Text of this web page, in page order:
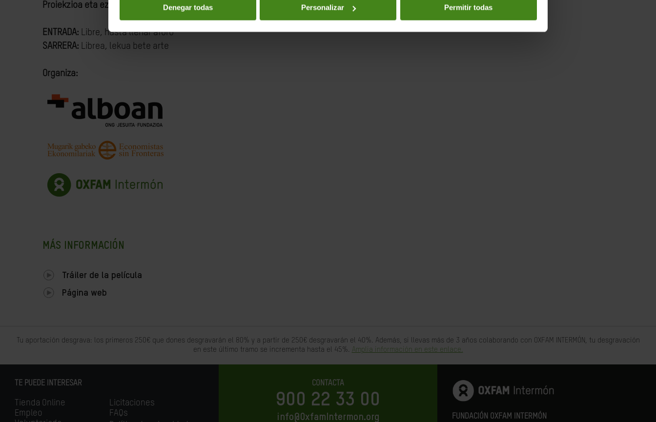
Denegar todas Personalizar Permitir todas
Proiekzioa eta eztabaida
ENTRADA: Libre, hasta llenar aforo
SARRERA: Librea, lekua bete arte
Organiza:
MÁS INFORMACIÓN
Tráiler de la película
Página web
Tu aportación desgrava: los primeros 250€ que dones desgravarán el 80% y a partir de 250€ desgravarán el 40%. Además, si llevas más de 3 años colaborando con OXFAM INTERMÓN, tu desgravación
en este último tramo se incrementa hasta el 45%. Amplia información en este enlace.
TE PUEDE INTERESAR
Tienda Online
Empleo
Licitaciones
FAQs
CONTACTA
900 22 33 00
info@OxfamIntermon.org
FUNDACIÓN OXFAM INTERMÓN